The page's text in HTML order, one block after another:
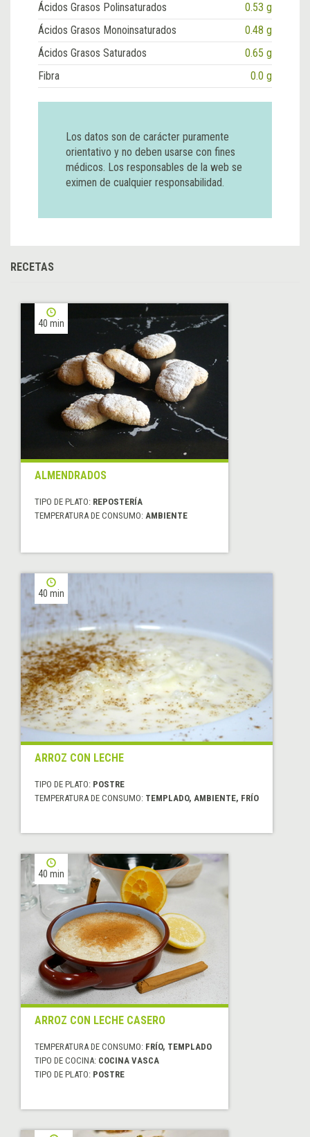
Ácidos Grasos Polinsaturados
0.53 g
Ácidos Grasos Monoinsaturados
0.48 g
Ácidos Grasos Saturados
0.65 g
Fibra
0.0 g
Los datos son de carácter puramente
orientativo y no deben usarse con fines
médicos. Los responsables de la web se
eximen de cualquier responsabilidad.
RECETAS
40 min
ALMENDRADOS
TIPO DE PLATO: REPOSTERÍA
TEMPERATURA DE CONSUMO: AMBIENTE
40 min
ARROZ CON LECHE
TIPO DE PLATO: POSTRE
TEMPERATURA DE CONSUMO: TEMPLADO, AMBIENTE, FRÍO
40 min
ARROZ CON LECHE CASERO
TEMPERATURA DE CONSUMO: FRÍO, TEMPLADO
TIPO DE COCINA: COCINA VASCA
TIPO DE PLATO: POSTRE